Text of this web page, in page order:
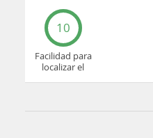
10
Facilidad para
localizar el